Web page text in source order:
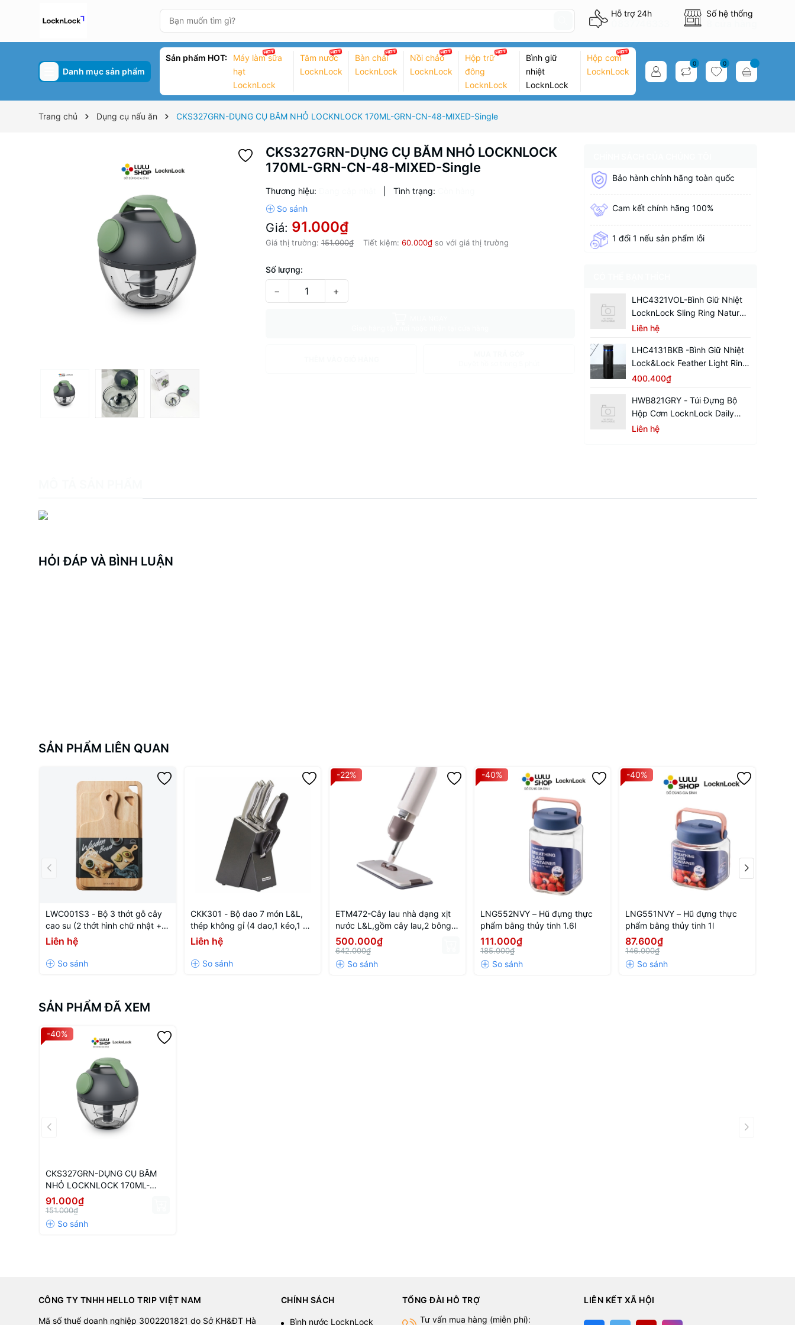
Hỗ trợ 24h Số hệ thống
Danh mục sản phẩm
Sản phẩm HOT:
Máy làm sữa
hạt
LocknLock
Tăm nước
LocknLock
Bàn chải
LocknLock
Nồi chảo
LocknLock
Hộp trữ
đông
LocknLock
Bình giữ
nhiệt
LocknLock
Hộp cơm
LocknLock
0 0
Trang chủ Dụng cụ nấu ăn CKS327GRN-DỤNG CỤ BĂM NHỎ LOCKNLOCK 170ML-GRN-CN-48-MIXED-Single
CKS327GRN-DỤNG CỤ BĂM NHỎ LOCKNLOCK
170ML-GRN-CN-48-MIXED-Single
Thương hiệu: Tình trạng:
Giá: 91.000₫
Giá thị trường: 151.000₫ Tiết kiệm: 60.000₫so với giá thị trường
Số lượng:
− +
Bảo hành chính hãng toàn quốc
Cam kết chính hãng 100%
1 đổi 1 nếu sản phẩm lỗi
LHC4321VOL-Bình Giữ Nhiệt
LocknLock Sling Ring Nature
Tumbler 650ml
Liên hệ
LHC4131BKB -Bình Giữ Nhiệt
Lock&Lock Feather Light Ring
450ml - Màu Đen / Xanh
400.400₫
HWB821GRY - Túi Đựng Bộ
Hộp Cơm LocknLock Daily
Cooler - Màu Xám
Liên hệ
HỎI ĐÁP VÀ BÌNH LUẬN
SẢN PHẨM LIÊN QUAN
LWC001S3 - Bộ 3 thớt gỗ cây
cao su (2 thớt hình chữ nhật + 1
thớt ping pong)
Liên hệ
CKK301 - Bộ dao 7 món L&L,
thép không gỉ (4 dao,1 kéo,1 đồ
mài,1 hộp đựng dao) - Màu đen
Liên hệ
-22%
ETM472-Cây lau nhà dạng xịt
nước L&L,gồm cây lau,2 bông
lau,36*10*129cm (không hoạt
động bằng điện)
500.000₫
642.000₫
-40%
LNG552NVY – Hũ đựng thực
phẩm bằng thủy tinh 1.6l
111.000₫
185.000₫
-40%
LNG551NVY – Hũ đựng thực
phẩm bằng thủy tinh 1l
87.600₫
146.000₫
SẢN PHẨM ĐÃ XEM
-40%
CKS327GRN-DỤNG CỤ BĂM
NHỎ LOCKNLOCK 170ML-
GRN-CN-48-MIXED-Single
91.000₫
151.000₫
CÔNG TY TNHH HELLO TRIP VIỆT NAM
Mã số thuế doanh nghiệp 3002201821 do Sở KH&ĐT Hà
CHÍNH SÁCH
Bình nước LocknLock
TỔNG ĐÀI HỖ TRỢ
Tư vấn mua hàng (miễn phí):
LIÊN KẾT XÃ HỘI